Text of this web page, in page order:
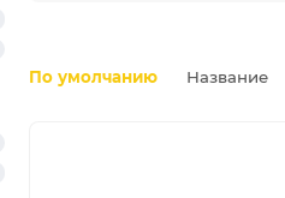
По умолчанию Название